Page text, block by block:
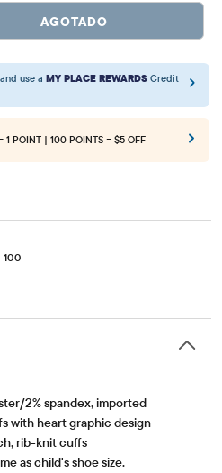
AGOTADO
use a MY PLACE REWARDS Credit
1 POINT | 100 POINTS = $5 OFF
100
2% spandex, imported
with heart graphic design
rib-knit cuffs
as child's shoe size.